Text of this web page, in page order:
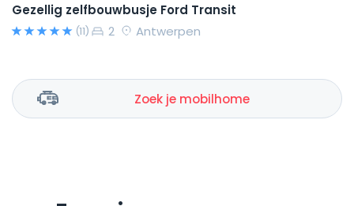
Gezellig zelfbouwbusje Ford Transit
(11) 2 Antwerpen
Zoek je mobilhome